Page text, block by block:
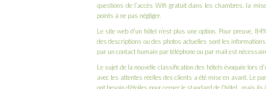
questions de l’accès Wifi gratuit dans les chambres, la
points à ne pas négliger.
Le site web d’un hôtel n’est plus une option. Pour preuve,
des descriptions ou des photos actuelles sont les
par un contact humain par téléphone ou par mail est
Le sujet de la nouvelle classification des hôtels évoquée lors
avec les attentes réelles des clients a été mise en avant. Le